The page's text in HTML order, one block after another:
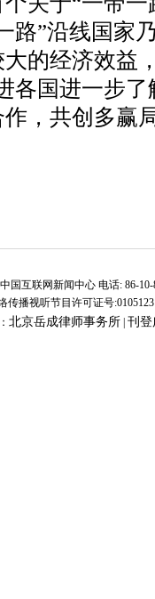
路”沿线国家
的经济效益
各国进一步了
，共创多赢
国互联网新闻中心 电话: 86-10-
传播视听节目许可证号
北京岳成律师事务所 刊登